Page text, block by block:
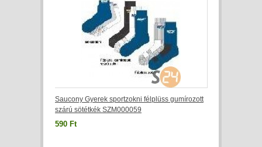
Saucony Gyerek sportzokni félplüss gumírozott
szárú sötétkék SZM000059
590 Ft